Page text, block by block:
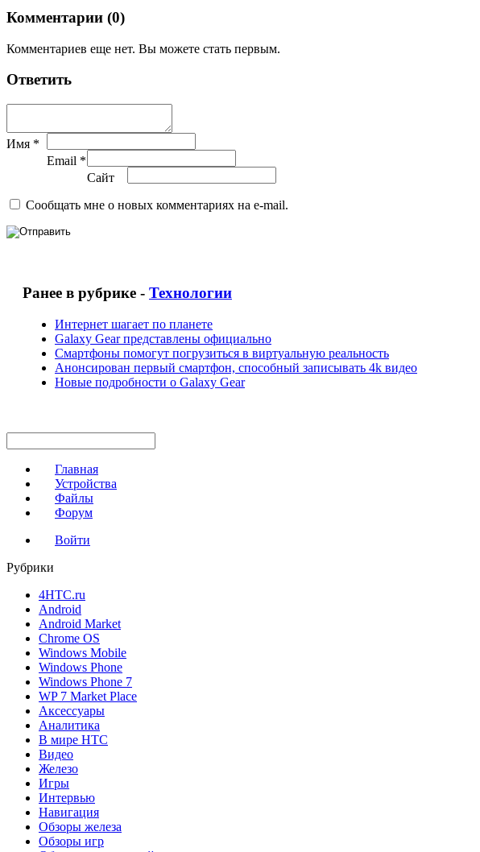
Комментарии (0)
Комментариев еще нет. Вы можете стать первым.
Ответить
Имя *
Email *
Сайт
Сообщать мне о новых комментариях на e-mail.
Ранее в рубрике - Технологии
Интернет шагает по планете
Galaxy Gear представлены официально
Смартфоны помогут погрузиться в виртуальную реальность
Анонсирован первый смартфон, способный записывать 4k видео
Новые подробности о Galaxy Gear
Главная
Устройства
Файлы
Форум
Войти
Рубрики
4HTC.ru
Android
Android Market
Chrome OS
Windows Mobile
Windows Phone
Windows Phone 7
WP 7 Market Place
Аксессуары
Аналитика
В мире HTC
Видео
Железо
Игры
Интервью
Навигация
Обзоры железа
Обзоры игр